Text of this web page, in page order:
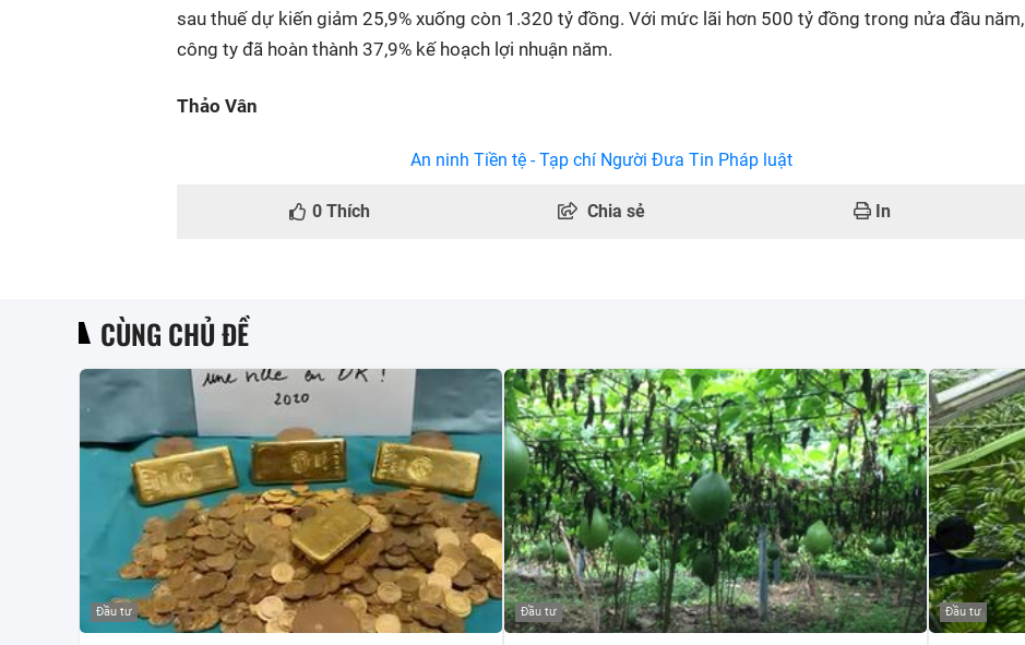
sau thuế dự kiến giảm 25,9% xuống còn 1.320 tỷ đồng. Với mức lãi hơn 500 tỷ đồng trong nửa đầu năm,
công ty đã hoàn thành 37,9% kế hoạch lợi nhuận năm.
Thảo Vân
An ninh Tiền tệ - Tạp chí Người Đưa Tin Pháp luật
0 Thích Chia sẻ In
CÙNG CHỦ ĐỀ
Đầu tư Đầu tư Đầu tư